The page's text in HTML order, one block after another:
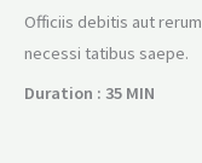
Officiis debitis aut rerum
necessi tatibus saepe.
Duration : 35 MIN